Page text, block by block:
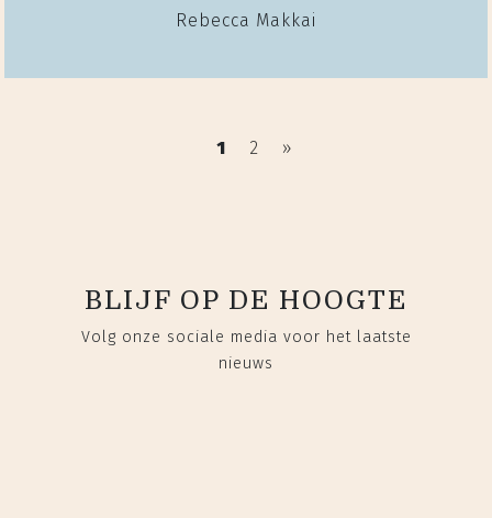
Rebecca Makkai
1 2 »
BLIJF OP DE HOOGTE
Volg onze sociale media voor het laatste
nieuws